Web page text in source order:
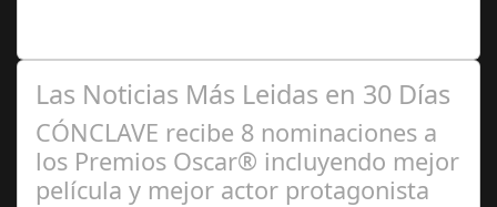
Las Noticias Más Leidas en 30 Días
CÓNCLAVE recibe 8 nominaciones a
los Premios Oscar® incluyendo mejor
película y mejor actor protagonista